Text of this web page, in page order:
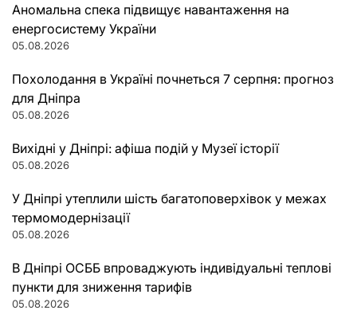
Аномальна спека підвищує навантаження на
енергосистему України
05.08.2026
Похолодання в Україні почнеться 7 серпня: прогноз
для Дніпра
05.08.2026
Вихідні у Дніпрі: афіша подій у Музеї історії
05.08.2026
У Дніпрі утеплили шість багатоповерхівок у межах
термомодернізації
05.08.2026
В Дніпрі ОСББ впроваджують індивідуальні теплові
пункти для зниження тарифів
05.08.2026